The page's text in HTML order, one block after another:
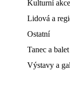
Kulturní
Lidová a
Ostatní
Tanec a balet
Výstavy a